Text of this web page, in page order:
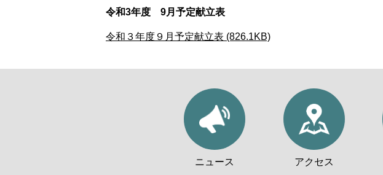
令和3年度 9月予定献立表
令和３年度９月予定献立表 (826.1KB)
ニュース アクセス